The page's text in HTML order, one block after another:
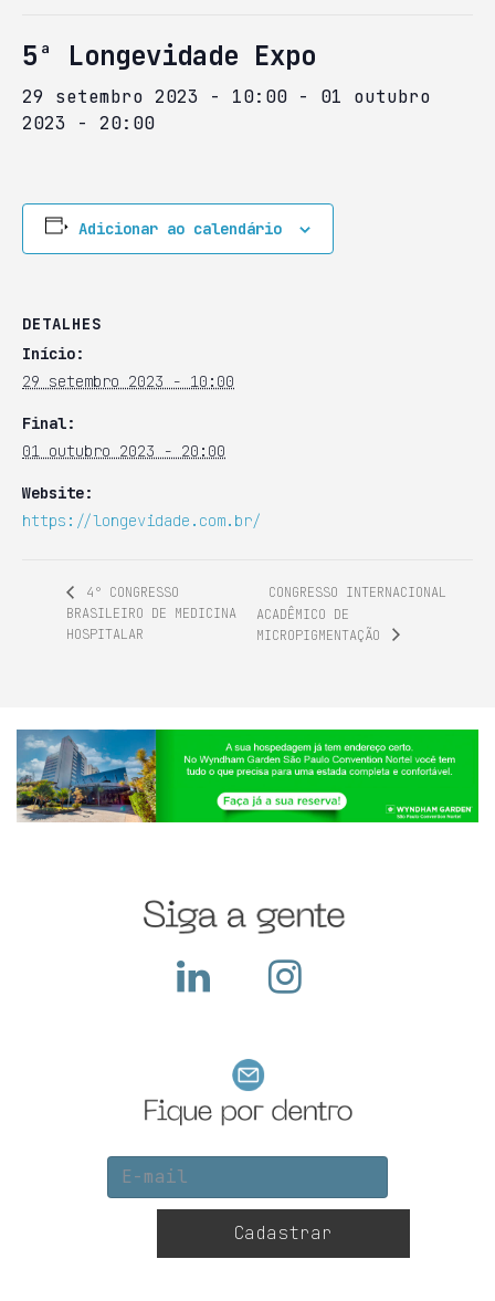
5ª Longevidade Expo
29 setembro 2023 - 10:00 - 01 outubro
2023 - 20:00
Adicionar ao calendário
DETALHES
Início:
29 setembro 2023 - 10:00
Final:
01 outubro 2023 - 20:00
Website:
https://longevidade.com.br/
4° CONGRESSO
BRASILEIRO DE MEDICINA
HOSPITALAR
CONGRESSO INTERNACIONAL
ACADÊMICO DE
MICROPIGMENTAÇÃO